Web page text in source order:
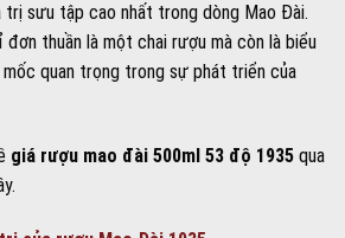
trị sưu tập cao nhất trong dòng Mao Đài.
đơn thuần là một chai rượu mà còn là biểu
quan trọng trong sự phát triển của
giá rượu mao đài 500ml 53 độ 1935 qua